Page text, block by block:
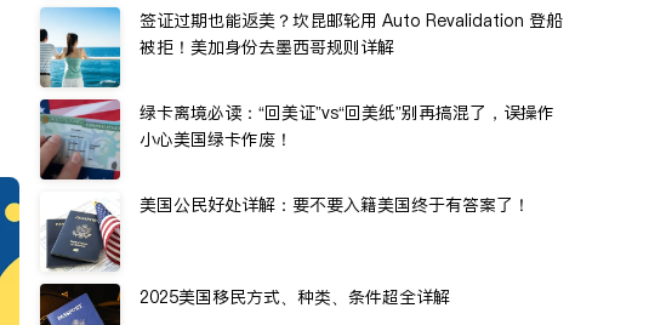
签证过期也能返美？坎昆邮轮用 Auto Revalidation 登船
被拒！美加身份去墨西哥规则详解
绿卡离境必读：“回美证”vs“回美纸”别再搞混了，误操作
小心美国绿卡作废！
美国公民好处详解：要不要入籍美国终于有答案了！
2025美国移民方式、种类、条件超全详解